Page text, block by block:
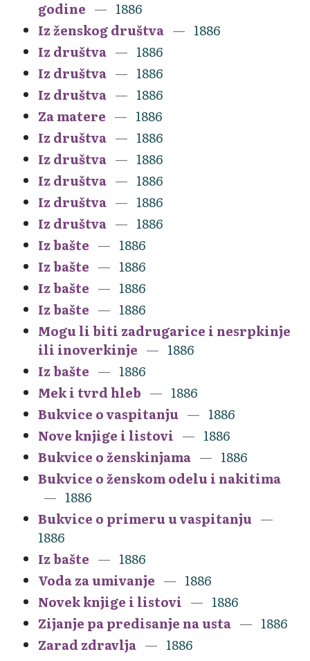
godine
1886
Iz ženskog društva
1886
Iz društva
1886
Iz društva
1886
Iz društva
1886
Za matere
1886
Iz društva
1886
Iz društva
1886
Iz društva
1886
Iz društva
1886
Iz društva
1886
Iz bašte
1886
Iz bašte
1886
Iz bašte
1886
Iz bašte
1886
Mogu li biti zadrugarice i nesrpkinje
ili inoverkinje
1886
Iz bašte
1886
Mek i tvrd hleb
1886
Bukvice o vaspitanju
1886
Nove knjige i listovi
1886
Bukvice o ženskinjama
1886
Bukvice o ženskom odelu i nakitima
1886
Bukvice o primeru u vaspitanju
1886
Iz bašte
1886
Voda za umivanje
1886
Novek knjige i listovi
1886
Zijanje pa predisanje na usta
1886
Zarad zdravlja
1886